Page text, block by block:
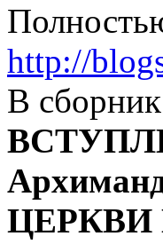
http://
В
ЦЕРКВИ